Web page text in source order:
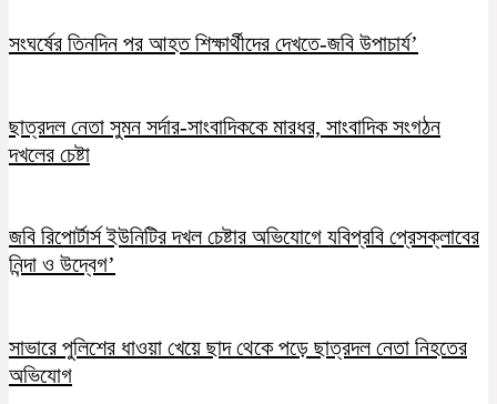
সংঘর্ষের তিনদিন পর আহত শিক্ষার্থীদের দেখতে-জবি উপাচার্য’
ছাত্রদল নেতা সুমন সর্দার-সাংবাদিককে মারধর, সাংবাদিক সংগঠন
দখলের চেষ্টা
জবি রিপোর্টার্স ইউনিটির দখল চেষ্টার অভিযোগে যবিপ্রবি প্রেসক্লাবের
নিন্দা ও উদ্বেগ’
সাভারে পুলিশের ধাওয়া খেয়ে ছাদ থেকে পড়ে ছাত্রদল নেতা নিহতের
অভিযোগ